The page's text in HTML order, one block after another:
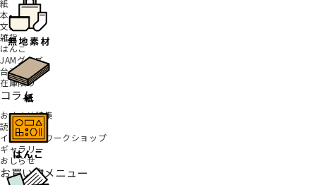
紙
本
文房具
雑貨
はんこ
JAMグッズ
台湾グッズ
在庫限り
コラム
おすすめ特集
読みもの
イベント・ワークショップ
ギャラリー
おしらせ
お買い物メニュー